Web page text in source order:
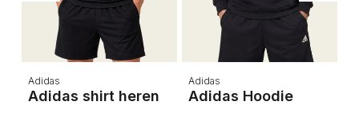
Adidas
Adidas shirt heren
Adidas
Adidas Hoodie